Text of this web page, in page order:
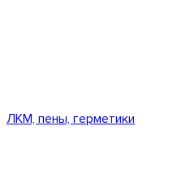
ЛКМ, пены, герметики